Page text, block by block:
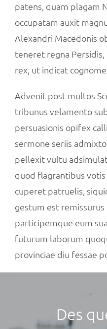
patens, quam plagam
occupatam auxit
Alexandri Macedonis
teneret regna
rex, ut indicat
Advenit post multos
tribunus velamento
persuasionis opifex
sermone seriis
pellexit vultu
quod flagrantibus
cuperet patruelis,
gestum est remissurus
participemque eum
futurum laborum
provinciae diu fessae
Des